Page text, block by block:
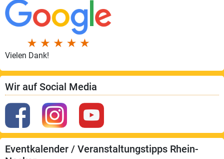
Vielen Dank!
Wir auf Social Media
Eventkalender / Veranstaltungstipps Rhein-